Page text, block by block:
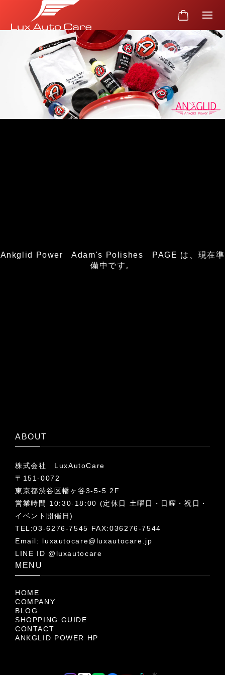
Ankglid Power Adam's Polishes PAGE は、現在準
備中です。
ABOUT
株式会社 LuxAutoCare
〒151-0072
東京都渋谷区幡ヶ谷3-5-5 2F
営業時間 10:30-18:00 (定休日 土曜日・日曜・祝日・
イベント開催日)
TEL:03-6276-7545 FAX:036276-7544
Email: luxautocare@luxautocare.jp
LINE ID @luxautocare
MENU
HOME
COMPANY
BLOG
SHOPPING GUIDE
CONTACT
ANKGLID POWER HP